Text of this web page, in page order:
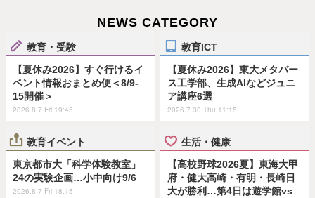
NEWS CATEGORY
教育・受験
【夏休み2026】すぐ行けるイ
ベント情報おまとめ便＜8/9-
15開催＞
2026.8.7 Fri 19:45
教育ICT
【夏休み2026】東大メタバー
ス工学部、生成AIなどジュニ
ア講座6選
2026.7.30 Thu 11:15
教育イベント
東京都市大「科学体験教室」
24の実験企画…小中向け9/6
2026.8.7 Fri 18:15
生活・健康
【高校野球2026夏】東海大甲
府・健大高崎・有明・長崎日
大が勝利…第4日は遊学館vs